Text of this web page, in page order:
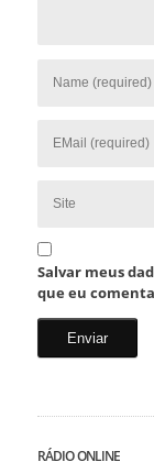
Salvar meus
que eu
RÁDIO ONLINE